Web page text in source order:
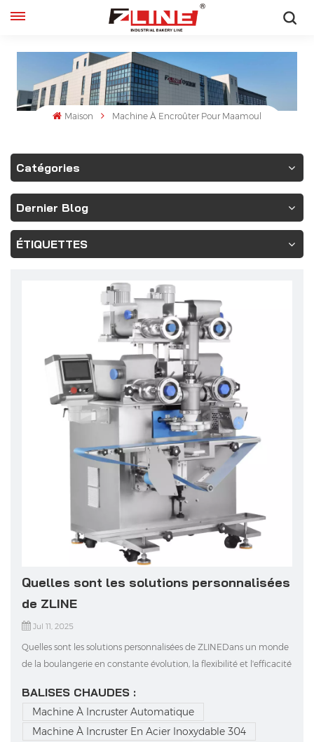
français
español
Maison Machine À Encroûter Pour Maamoul
Catégories
Dernier Blog
ÉTIQUETTES
Quelles sont les solutions personnalisées
de ZLINE
Jul 11, 2025
Quelles sont les solutions personnalisées de ZLINEDans un monde
de la boulangerie en constante évolution, la flexibilité et l'efficacité
aujourd'hui produire une grande variété de produits fourrés,
chacun avec des formes, des tailles, des te...
BALISES CHAUDES :
Machine À Incruster Automatique
Machine À Incruster En Acier Inoxydable 304